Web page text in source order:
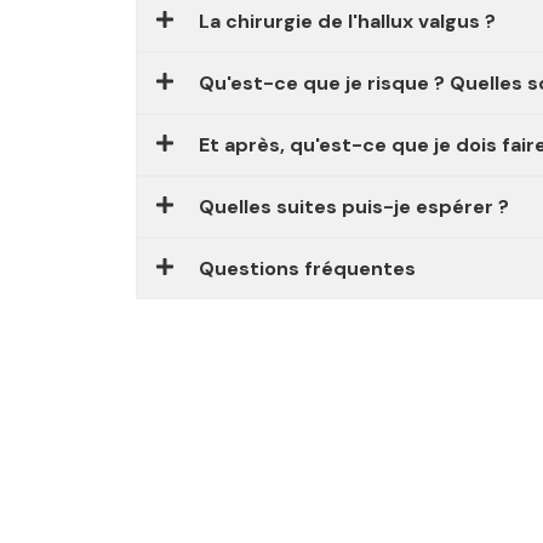
La chirurgie de l'hallux valgus ?
Qu'est-ce que je risque ? Quelles
Et après, qu'est-ce que je dois
Quelles suites puis-je espérer ?
Questions fréquentes